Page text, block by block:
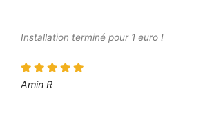
Installation terminé pour 1 euro !
Amin R